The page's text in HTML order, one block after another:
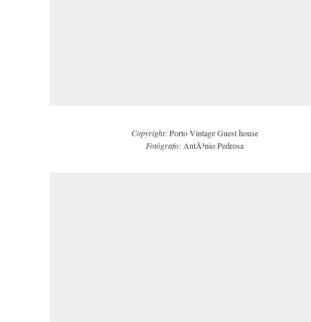
Copyright: Porto Vintage Guest house
Fotógrafo: AntÃ³nio Pedrosa